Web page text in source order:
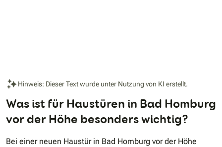
Hinweis: Dieser Text wurde unter Nutzung von KI erstellt.
Was ist für Haustüren in Bad Homburg
vor der Höhe besonders wichtig?
Bei einer neuen Haustür in Bad Homburg vor der Höhe